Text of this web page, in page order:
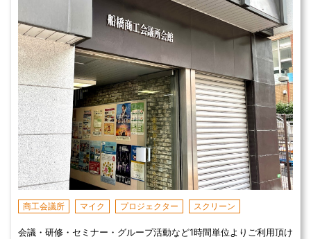
商工会議所 マイク プロジェクター スクリーン
会議・研修・セミナー・グループ活動など1時間単位よりご利用頂け